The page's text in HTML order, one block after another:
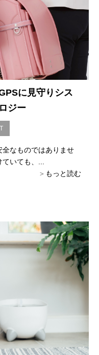
に見守りシス
ジー
なものではありませ
いても、...
もっと読む